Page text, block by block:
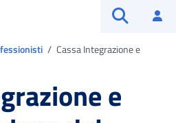
Cassa Integrazione e
e